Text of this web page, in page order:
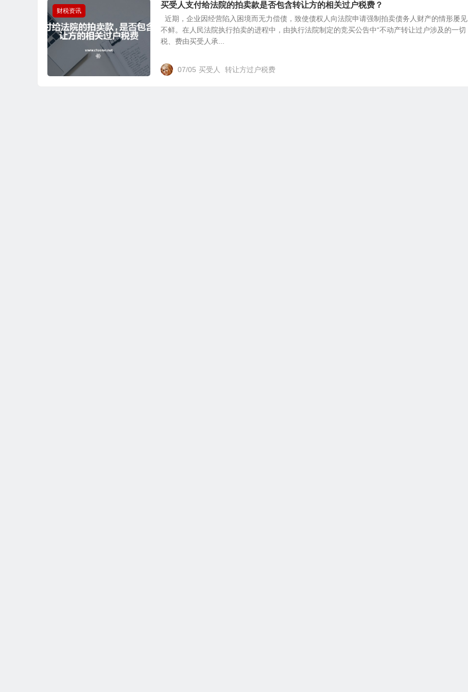
财税资讯
买受人支付给法院的拍卖款是否包含转让方的相关过户税费？
近期，企业因经营陷入困境而无力偿债，致使债权人向法院申请强制拍卖债务人财产的情形屡见
不鲜。在人民法院执行拍卖的进程中，由执行法院制定的竞买公告中“不动产转让过户涉及的一切
税、费由买受人承...
07/05 买受人 转让方过户税费